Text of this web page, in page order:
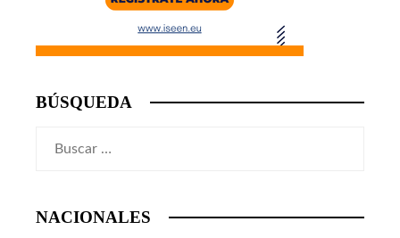
BÚSQUEDA
NACIONALES